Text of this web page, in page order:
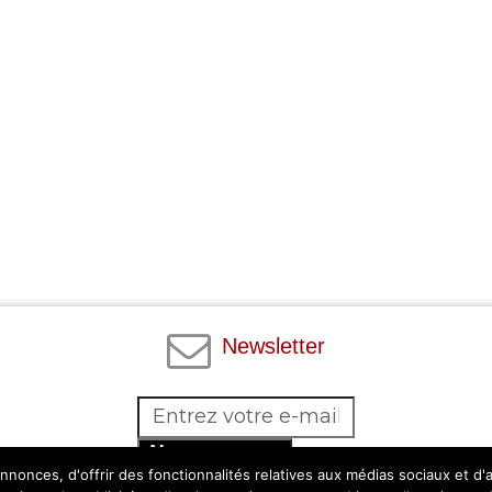
Newsletter
Abonnez-vous
Facebook
d'offrir des fonctionnalités relatives aux médias sociaux et